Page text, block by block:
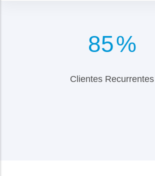
98%
Clientes Recurrentes